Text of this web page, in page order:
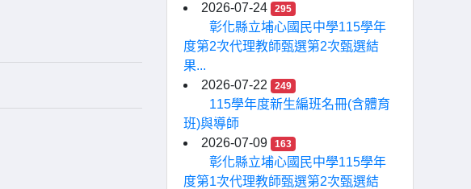
2026-07-24
295
彰化縣立埔心國民中學115學年
度第2次代理教師甄選第2次甄選結
果...
2026-07-22
249
115學年度新生編班名冊(含體育
班)與導師
2026-07-09
163
彰化縣立埔心國民中學115學年
度第1次代理教師甄選第2次甄選結